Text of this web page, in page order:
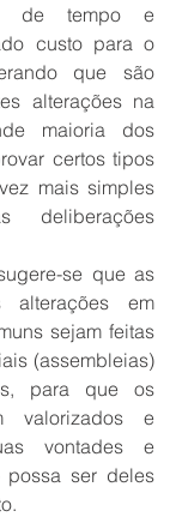
de tempo e
custo para o
que são
alterações na
maioria dos
certos tipos
mais simples
deliberações
se que as
alterações em
sejam feitas
(assembleias)
para que os
valorizados e
vontades e
possa ser deles